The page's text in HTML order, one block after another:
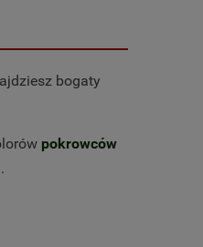
bogaty
pokrowców